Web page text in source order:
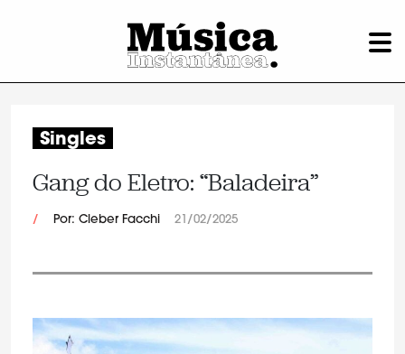
Singles
Gang do Eletro: “Baladeira”
/ Por: Cleber Facchi 21/02/2025